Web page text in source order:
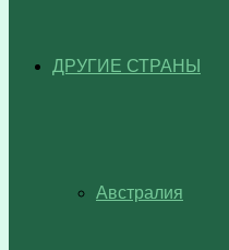
ДРУГИЕ СТРАНЫ
Австралия